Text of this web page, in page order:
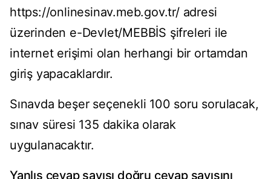
https://onlinesinav.meb.gov.tr/ adresi
üzerinden e-Devlet/MEBBİS şifreleri ile
internet erişimi olan herhangi bir ortamdan
giriş yapacaklardır.
Sınavda beşer seçenekli 100 soru sorulacak,
sınav süresi 135 dakika olarak
uygulanacaktır.
Yanlış cevap sayısı doğru cevap sayısını